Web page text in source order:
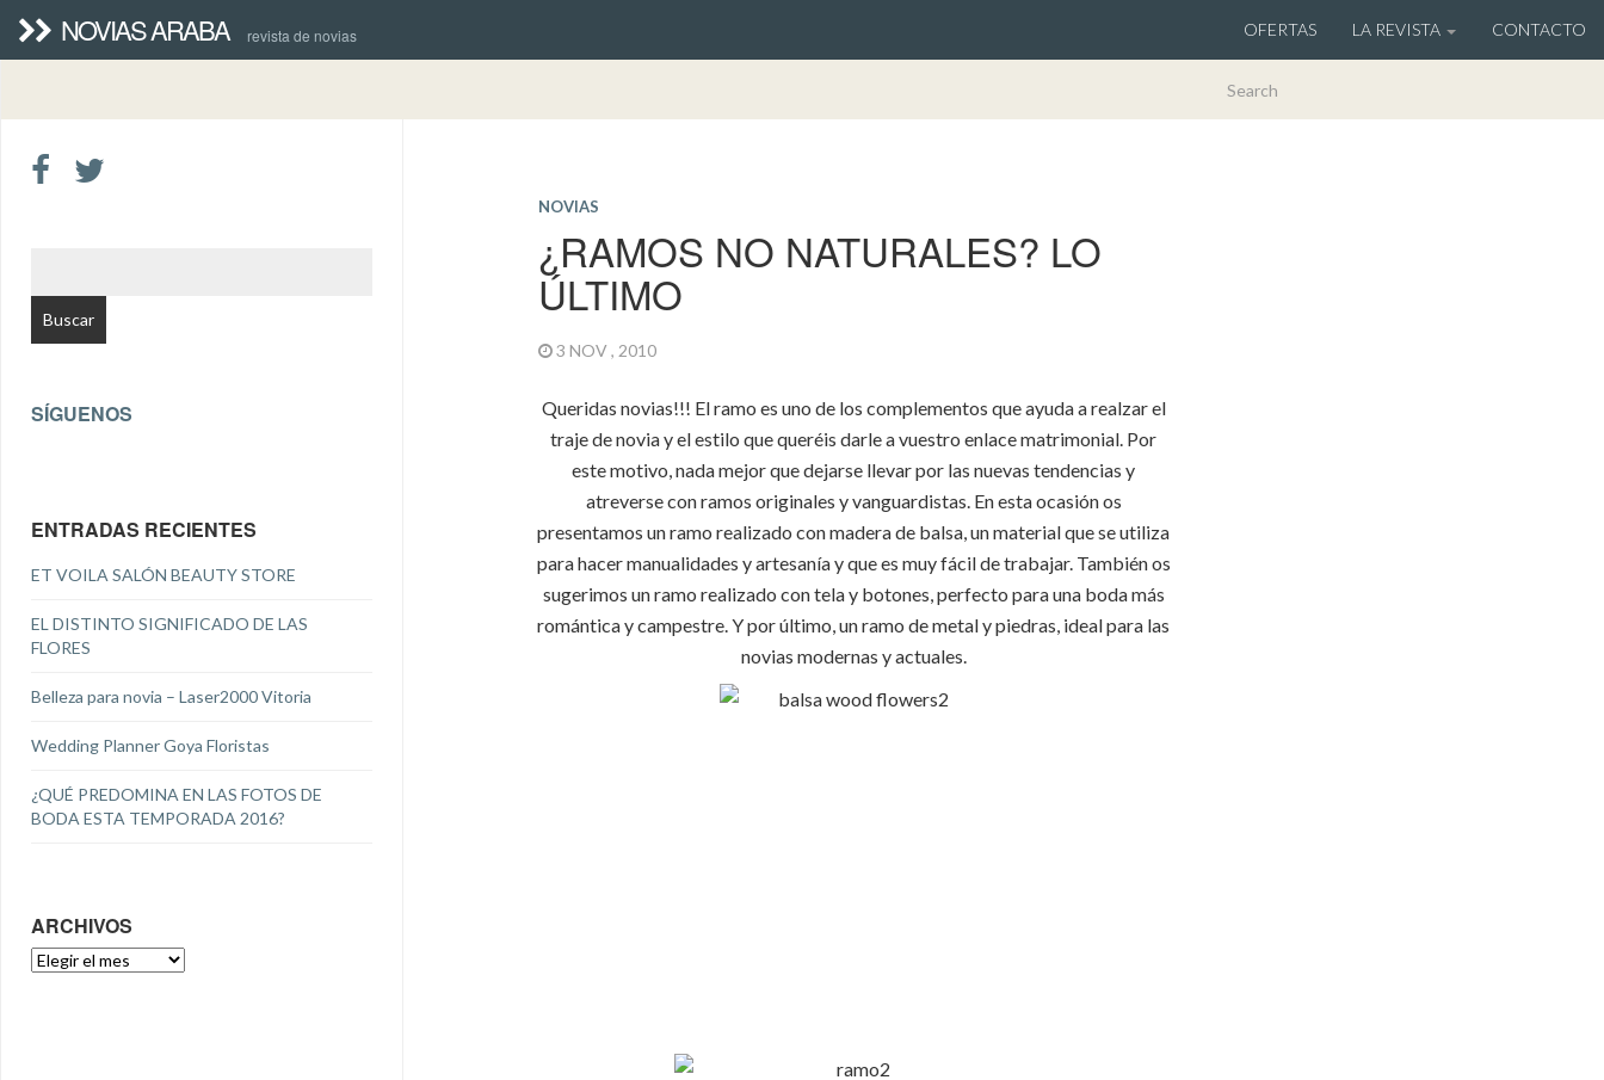
NOVIAS ARABA revista de novias OFERTAS LA REVISTA CONTACTO
NOVIAS
¿RAMOS NO NATURALES? LO
ÚLTIMO
3 NOV , 2010
Queridas novias!!! El ramo es uno de los complementos que ayuda a realzar el
traje de novia y el estilo que queréis darle a vuestro enlace matrimonial. Por
este motivo, nada mejor que dejarse llevar por las nuevas tendencias y
atreverse con ramos originales y vanguardistas. En esta ocasión os
presentamos un ramo realizado con madera de balsa, un material que se utiliza
para hacer manualidades y artesanía y que es muy fácil de trabajar. También os
sugerimos un ramo realizado con tela y botones, perfecto para una boda más
romántica y campestre. Y por último, un ramo de metal y piedras, ideal para las
novias modernas y actuales.
SÍGUENOS
ENTRADAS RECIENTES
ET VOILA SALÓN BEAUTY STORE
EL DISTINTO SIGNIFICADO DE LAS
FLORES
Belleza para novia – Laser2000 Vitoria
Wedding Planner Goya Floristas
¿QUÉ PREDOMINA EN LAS FOTOS DE
BODA ESTA TEMPORADA 2016?
ARCHIVOS
ARCHIVOS